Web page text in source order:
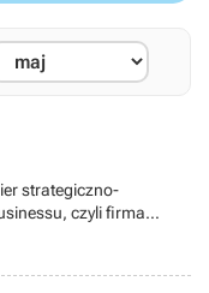
strategiczno-
czyli firma
Electronic